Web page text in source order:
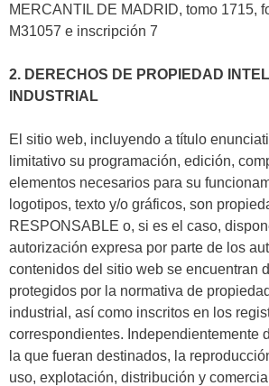
MERCANTIL DE MADRID, tomo 1715,
M31057 e inscripción 7
2. DERECHOS DE PROPIEDAD
INDUSTRIAL
El sitio web, incluyendo a título
limitativo su programación, edición,
elementos necesarios para su
logotipos, texto y/o gráficos, son
RESPONSABLE o, si es el caso,
autorización expresa por parte de los
contenidos del sitio web se encuentran
protegidos por la normativa de
industrial, así como inscritos en los
correspondientes. Independientemente
la que fueran destinados, la
uso, explotación, distribución y